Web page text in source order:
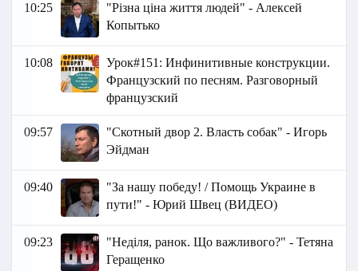
10:25
"Різна ціна життя людей" - Алексей
Копытько
10:08
Урок#151: Инфинитивные конструкции.
Французский по песням. Разговорный
французский
09:57
"Скотный двор 2. Власть собак" - Игорь
Эйдман
09:40
"За нашу победу! / Помощь Украине в
пути!" - Юрий Швец (ВИДЕО)
09:23
"Неділя, ранок. Що важливого?" - Тетяна
Геращенко